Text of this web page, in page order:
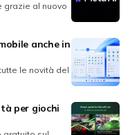
grazie al nuovo
anche in
le novità del
per giochi